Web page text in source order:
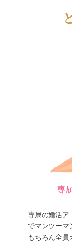
専
専属の婚活ア
でマンツーマ
もちろん全員